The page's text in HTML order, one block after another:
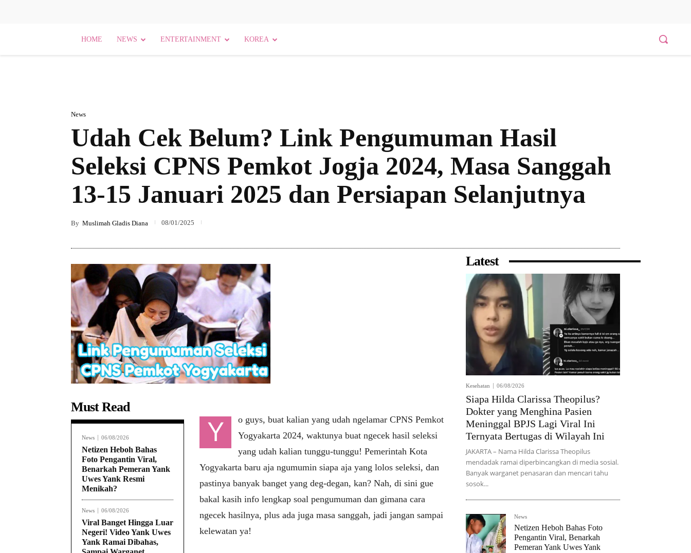
HOME NEWS ENTERTAINMENT KOREA
News
Udah Cek Belum? Link Pengumuman Hasil
Seleksi CPNS Pemkot Jogja 2024, Masa Sanggah
13-15 Januari 2025 dan Persiapan Selanjutnya
By Muslimah Gladis Diana 08/01/2025
Must Read
News 06/08/2026
Netizen Heboh Bahas
Foto Pengantin Viral,
Benarkah Pemeran Yank
Uwes Yank Resmi
Menikah?
News 06/08/2026
Viral Banget Hingga Luar
Negeri! Video Yank Uwes
Yank Ramai Dibahas,
Y
o guys, buat kalian yang udah ngelamar CPNS Pemkot
Yogyakarta 2024, waktunya buat ngecek hasil seleksi
yang udah kalian tunggu-tunggu! Pemerintah Kota
Yogyakarta baru aja ngumumin siapa aja yang lolos seleksi, dan
pastinya banyak banget yang deg-degan, kan? Nah, di sini gue
bakal kasih info lengkap soal pengumuman dan gimana cara
ngecek hasilnya, plus ada juga masa sanggah, jadi jangan sampai
kelewatan ya!
Latest
Kesehatan 06/08/2026
Siapa Hilda Clarissa Theopilus?
Dokter yang Menghina Pasien
Meninggal BPJS Lagi Viral Ini
Ternyata Bertugas di Wilayah Ini
JAKARTA – Nama Hilda Clarissa Theopilus
mendadak ramai diperbincangkan di media sosial.
Banyak warganet penasaran dan mencari tahu
sosok...
News
Netizen Heboh Bahas Foto
Pengantin Viral, Benarkah
Pemeran Yank Uwes Yank